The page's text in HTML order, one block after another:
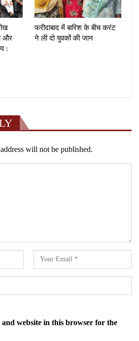
और
:
फरीदाबाद में बारिश के बीच करंट
ने ली दो युवकों की जान
will not be published.
and website in this browser for the